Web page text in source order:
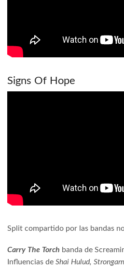
Signs Of Hope
Split compartido por las bandas
Carry The Torch banda de
Influencias de Shai Hulud,